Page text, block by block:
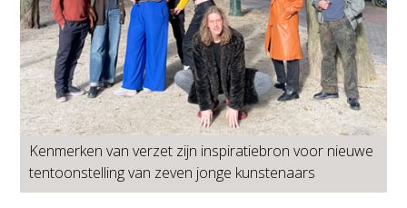
Kenmerken van verzet zijn inspiratiebron voor nieuwe
tentoonstelling van zeven jonge kunstenaars